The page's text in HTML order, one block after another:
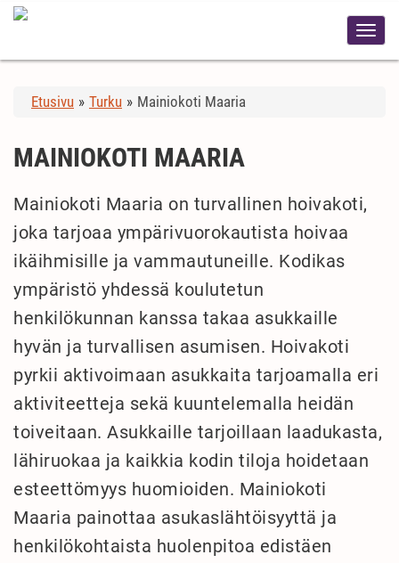
Etusivu » Turku » Mainiokoti Maaria
MAINIOKOTI MAARIA
Mainiokoti Maaria on turvallinen hoivakoti,
joka tarjoaa ympärivuorokautista hoivaa
ikäihmisille ja vammautuneille. Kodikas
ympäristö yhdessä koulutetun
henkilökunnan kanssa takaa asukkaille
hyvän ja turvallisen asumisen. Hoivakoti
pyrkii aktivoimaan asukkaita tarjoamalla eri
aktiviteetteja sekä kuuntelemalla heidän
toiveitaan. Asukkaille tarjoillaan laadukasta,
lähiruokaa ja kaikkia kodin tiloja hoidetaan
esteettömyys huomioiden. Mainiokoti
Maaria painottaa asukaslähtöisyyttä ja
henkilökohtaista huolenpitoa edistäen